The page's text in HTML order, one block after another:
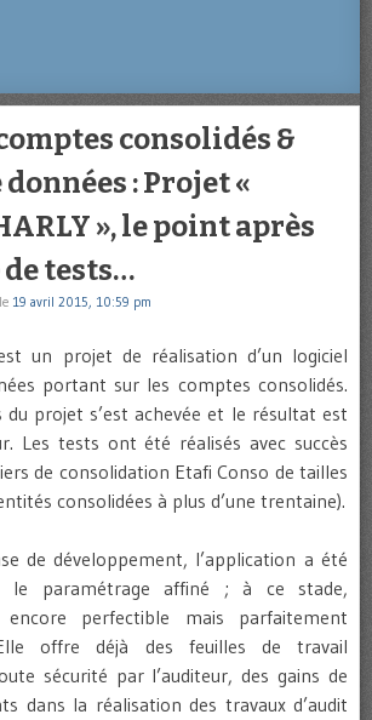
consolidés &
: Projet «
», le point après
tests…
le 19 avril 2015, 10:59 pm
un projet de réalisation d’un logiciel
portant sur les comptes consolidés.
du projet s’est achevée et le résultat est
Les tests ont été réalisés avec succès
de consolidation Etafi Conso de tailles
consolidées à plus d’une trentaine).
de développement, l’application a été
le paramétrage affiné ; à ce stade,
encore perfectible mais parfaitement
offre déjà des feuilles de travail
sécurité par l’auditeur, des gains de
dans la réalisation des travaux d’audit